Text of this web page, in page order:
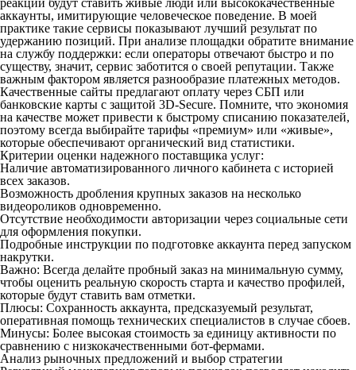
реакции будут ставить живые люди или высококачественные
аккаунты, имитирующие человеческое поведение. В моей
практике такие сервисы показывают лучший результат по
удержанию позиций. При анализе площадки обратите внимание
на службу поддержки: если операторы отвечают быстро и по
существу, значит, сервис заботится о своей репутации. Также
важным фактором является разнообразие платежных методов.
Качественные сайты предлагают оплату через СБП или
банковские карты с защитой 3D-Secure. Помните, что экономия
на качестве может привести к быстрому списанию показателей,
поэтому всегда выбирайте тарифы «премиум» или «живые»,
которые обеспечивают органический вид статистики.
Критерии оценки надежного поставщика услуг:
Наличие автоматизированного личного кабинета с историей
всех заказов.
Возможность дробления крупных заказов на несколько
видеороликов одновременно.
Отсутствие необходимости авторизации через социальные сети
для оформления покупки.
Подробные инструкции по подготовке аккаунта перед запуском
накрутки.
Важно: Всегда делайте пробный заказ на минимальную сумму,
чтобы оценить реальную скорость старта и качество профилей,
которые будут ставить вам отметки.
Плюсы: Сохранность аккаунта, предсказуемый результат,
оперативная помощь технических специалистов в случае сбоев.
Минусы: Более высокая стоимость за единицу активности по
сравнению с низкокачественными бот-фермами.
Анализ рыночных предложений и выбор стратегии